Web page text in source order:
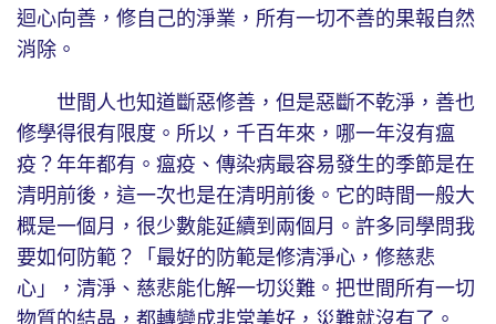
迴心向善，修自己的淨業，所有一切不善的果報自然
消除。
世間人也知道斷惡修善，但是惡斷不乾淨，善也
修學得很有限度。所以，千百年來，哪一年沒有瘟
疫？年年都有。瘟疫、傳染病最容易發生的季節是在
清明前後，這一次也是在清明前後。它的時間一般大
概是一個月，很少數能延續到兩個月。許多同學問我
要如何防範？「最好的防範是修清淨心，修慈悲
心」，清淨、慈悲能化解一切災難。把世間所有一切
物質的結晶，都轉變成非常美好，災難就沒有了。